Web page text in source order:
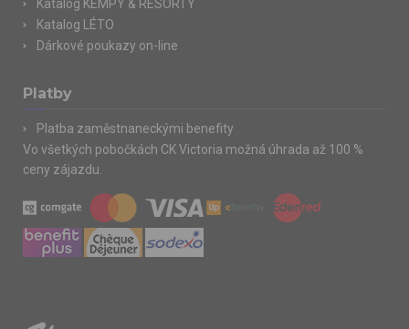
Katalog KEMPY & RESORTY
Katalog LÉTO
Dárkové poukazy on-line
Platby
Platba zaměstnaneckými benefity
Vo všetkých pobočkách CK Victoria možná úhrada až 100 %
ceny zájazdu.